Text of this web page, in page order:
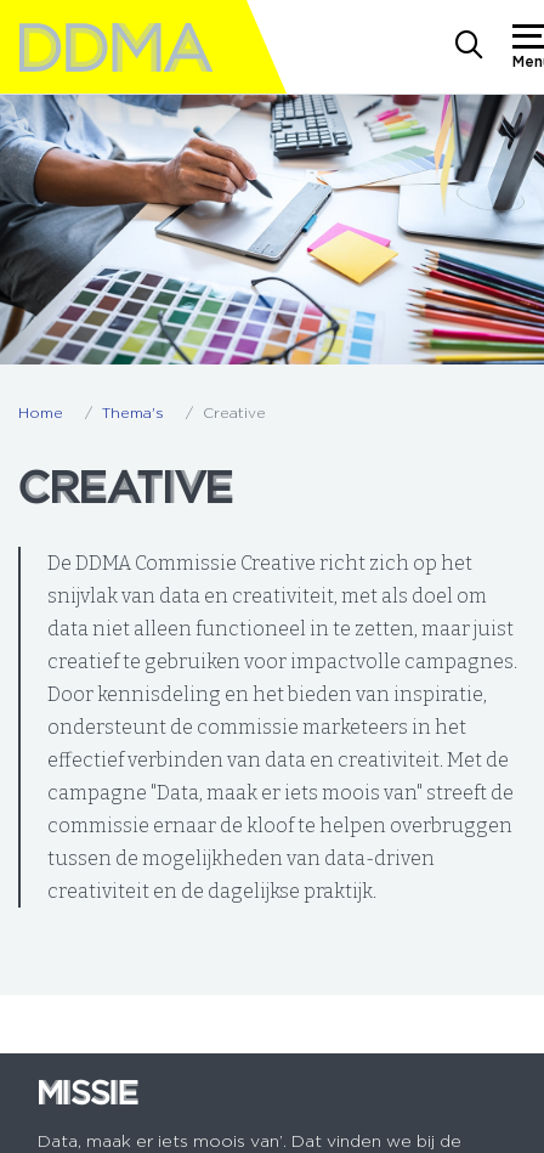
Home Thema's Creative
CREATIVE
CREATIVE
De DDMA Commissie Creative richt zich op het
snijvlak van data en creativiteit, met als doel om
data niet alleen functioneel in te zetten, maar juist
creatief te gebruiken voor impactvolle campagnes.
Door kennisdeling en het bieden van inspiratie,
ondersteunt de commissie marketeers in het
effectief verbinden van data en creativiteit. Met de
campagne "Data, maak er iets moois van" streeft de
commissie ernaar de kloof te helpen overbruggen
tussen de mogelijkheden van data-driven
creativiteit en de dagelijkse praktijk.
MISSIE
MISSIE
Data, maak er iets moois van’. Dat vinden we bij de